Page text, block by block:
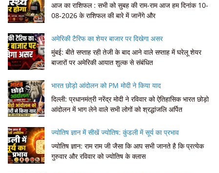
आज का राशिफल : सभी को सुबह की राम-राम आज हम दिनांक 10-
08-2026 के राशिफल की बारे में जानेंगे और
अमेरिकी टैरिफ का शेयर बाजार पर दिखेगा असर
मुंबई: बीते सप्ताह रही तेजी के बाद आने वाले सप्ताह में घरेलू शेयर
बाजारों पर अमेरिकी आयात शुल्क से संबंधित
भारत छोड़ो आंदोलन को PM मोदी ने किया याद
दिल्ली: प्रधानमंत्री नरेंद्र मोदी ने रविवार को ऐतिहासिक भारत छोड़ो
आंदोलन में भाग लेने वाले सभी लोगों को श्रद्धांजलि अर्पित
ज्योतिष ज्ञान में सीखें ज्योतिष: कुंडली में सूर्य का प्रभाव
ज्योतिष ज्ञान: राम राम जी जैसा कि आप सभी जानते है कि प्रत्येक
गुरुवार और रविवार को ज्योतिष के क्लास